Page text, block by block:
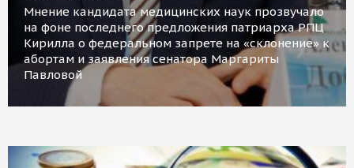
Мнение кандидата медицинских наук прозвучало
на фоне последнего предложения патриарха РПЦ
Кирилла о федеральном запрете на «склонение» к
абортам и заявления сенатора Маргариты
Павловой